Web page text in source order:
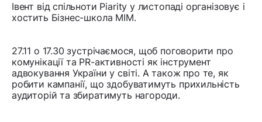
Івент від спільноти Piarity у листопаді організовує і
хостить Бізнес-школа МІМ.
27.11 о 17.30 зустрічаємося, щоб поговорити про
комунікації та PR-активності як інструмент
адвокування України у світі. А також про те, як
робити кампанії, що здобуватимуть прихильність
аудиторій та збиратимуть нагороди.